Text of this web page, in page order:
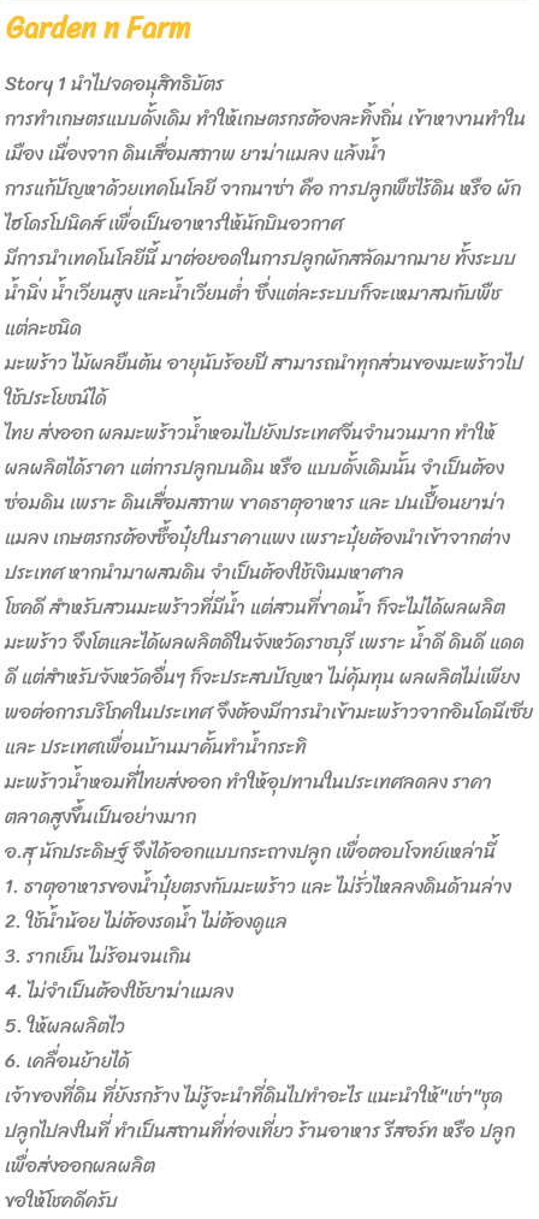
Garden n Farm
Story 1 นำไปจดอนุสิทธิบัตร
การทำเกษตรแบบดั้งเดิม ทำให้เกษตรกรต้องละทิ้งถิ่น เข้าหางานทำใน
เมือง เนื่องจาก ดินเสื่อมสภาพ ยาฆ่าแมลง แล้งน้ำ
การแก้ปัญหาด้วยเทคโนโลยี จากนาซ่า คือ การปลูกพืชไร้ดิน หรือผัก
ไฮโดรโปนิคส์ เพื่อเป็นอาหารให้นักบินอวกาศ
มีการนำเทคโนโลยีนี้ มาต่อยอดในการปลูกผักสลัดมากมาย ทั้งระบบ
น้ำนิ่ง น้ำเวียนสูง และน้ำเวียนต่ำ ซึ่งแต่ละระบบก็จะเหมาสมกับพืช
แต่ละชนิด
มะพร้าว ไม้ผลยืนต้น อายุนับร้อยปี สามารถนำทุกส่วนของมะพร้าวไป
ใช้ประโยชน์ได้
ไทย ส่งออก ผลมะพร้าวน้ำหอมไปยังประเทศจีนจำนวนมาก ทำให้
ผลผลิตได้ราคา แต่การปลูกบนดิน หรือ แบบดั้งเดิมนั้น จำเป็นต้อง
ซ่อมดิน เพราะ ดินเสื่อมสภาพ ขาดธาตุอาหาร และ ปนเปื้อนยาฆ่า
แมลง เกษตรกรต้องซื้อปุ๋ยในราคาแพง เพราะปุ๋ยต้องนำเข้าจากต่าง
ประเทศ หากนำมาผสมดิน จำเป็นต้องใช้เงินมหาศาล
โชคดี สำหรับสวนมะพร้าวที่มีน้ำ แต่สวนที่ขาดน้ำ ก็จะไม่ได้ผลผลิต
มะพร้าว จึงโตและได้ผลผลิตดีในจังหวัดราชบุรี เพราะ น้ำดี ดินดี แดด
ดี แต่สำหรับจังหวัดอื่นๆ ก็จะประสบปัญหา ไม่คุ้มทุน ผลผลิตไม่เพียง
พอต่อการบริโภคในประเทศ จึงต้องมีการนำเข้ามะพร้าวจากอินโดนีเซีย
และ ประเทศเพื่อนบ้านมาคั้นทำน้ำกระทิ
มะพร้าวน้ำหอมที่ไทยส่งออก ทำให้อุปทานในประเทศลดลง ราคา
ตลาดสูงขึ้นเป็นอย่างมาก
อ.สุ นักประดิษฐ์ จึงได้ออกแบบกระถางปลูก เพื่อตอบโจทย์เหล่านี้
1. ธาตุอาหารของน้ำปุ๋ยตรงกับมะพร้าว และ ไม่รั่วไหลลงดินด้านล่าง
2. ใช้น้ำน้อย ไม่ต้องรดน้ำ ไม่ต้องดูแล
3. รากเย็น ไม่ร้อนจนเกิน
4. ไม่จำเป็นต้องใช้ยาฆ่าแมลง
5. ให้ผลผลิตไว
6. เคลื่อนย้ายได้
เจ้าของที่ดิน ที่ยังรกร้าง ไม่รู้จะนำที่ดินไปทำอะไร แนะนำให้"เช่า"ชุด
ปลูกไปลงในที่ ทำเป็นสถานที่ท่องเที่ยว ร้านอาหาร รีสอร์ท หรือ ปลูก
เพื่อส่งออกผลผลิต
ขอให้โชคดีครับ